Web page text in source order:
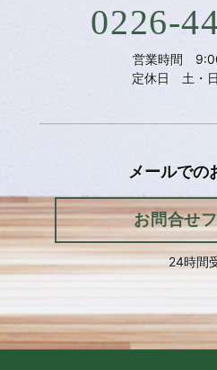
0226-
営業時間
定休日 土・
メールでの
お問合せ
24時間